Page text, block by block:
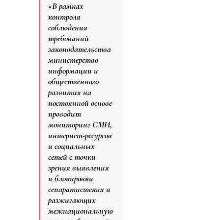
«В рамках
контроля
соблюдения
требований
законодательства
министерство
информации и
общественного
развития на
постоянной основе
проводит
мониторинг СМИ,
интернет-ресурсов
и социальных
сетей с точки
зрения выявления
и блокировки
сепаратистских и
разжигающих
межнациональную